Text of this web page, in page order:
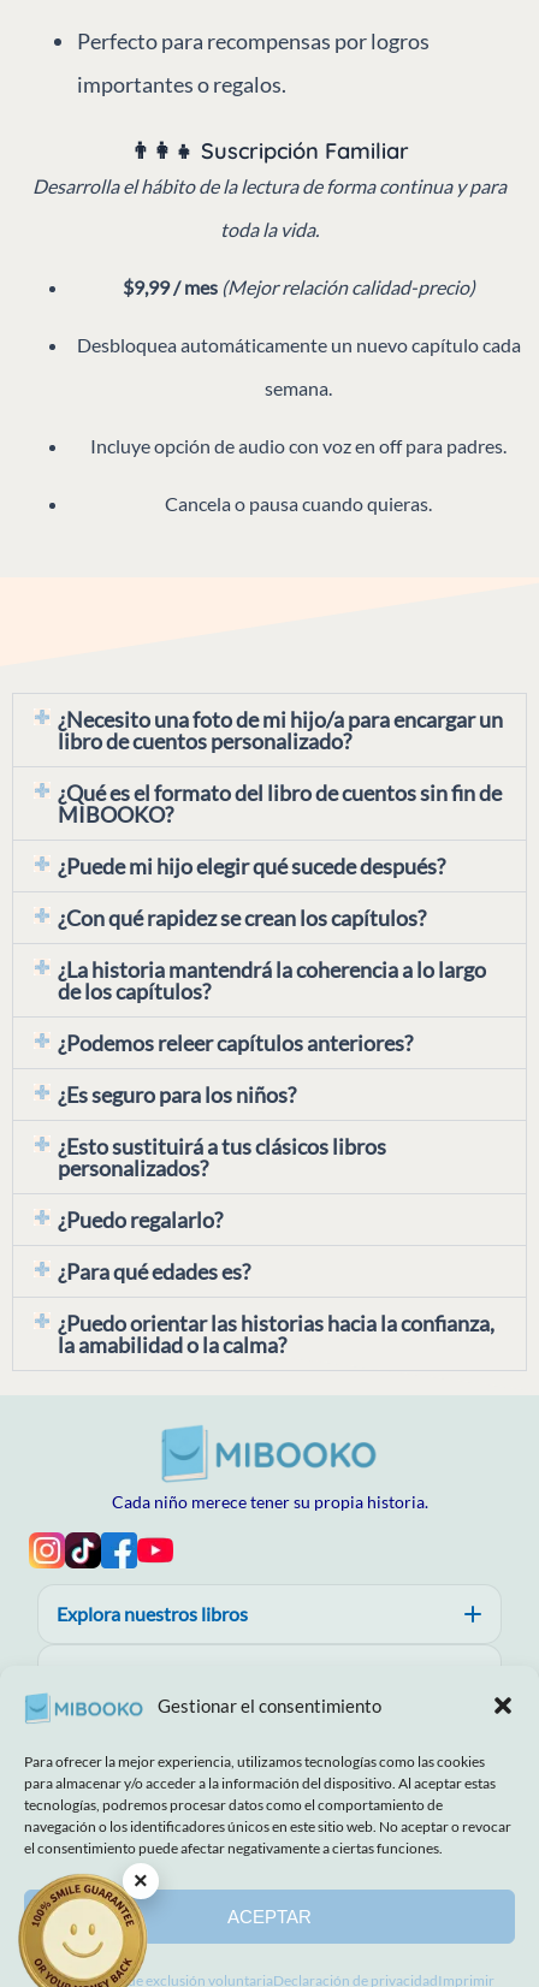
Gestionar el consentimiento
Para ofrecer la mejor experiencia, utilizamos tecnologías como las cookies
para almacenar y/o acceder a la información del dispositivo. Al aceptar estas
tecnologías, podremos procesar datos como el comportamiento de
navegación o los identificadores únicos en este sitio web. No aceptar o revocar
el consentimiento puede afectar negativamente a ciertas funciones.
ACEPTAR
Preferencias de exclusión voluntariaDeclaración de privacidadImprimir
Perfecto para recompensas por logros
importantes o regalos.
👨‍👩‍👧 Suscripción Familiar
Desarrolla el hábito de la lectura de forma continua y para
toda la vida.
$9,99 / mes (Mejor relación calidad-precio)
Desbloquea automáticamente un nuevo capítulo cada
semana.
Incluye opción de audio con voz en off para padres.
Cancela o pausa cuando quieras.
¿Necesito una foto de mi hijo/a para encargar un
libro de cuentos personalizado?
¿Qué es el formato del libro de cuentos sin fin de
MIBOOKO?
¿Puede mi hijo elegir qué sucede después?
¿Con qué rapidez se crean los capítulos?
¿La historia mantendrá la coherencia a lo largo
de los capítulos?
¿Podemos releer capítulos anteriores?
¿Es seguro para los niños?
¿Esto sustituirá a tus clásicos libros
personalizados?
¿Puedo regalarlo?
¿Para qué edades es?
¿Puedo orientar las historias hacia la confianza,
la amabilidad o la calma?
Cada niño merece tener su propia historia.
Explora nuestros libros
Descargo de responsabilidad
Política de cookiesDeclaración de privacidad
© 2026 MIBOOKO | Todos los derechos
reservados.
×